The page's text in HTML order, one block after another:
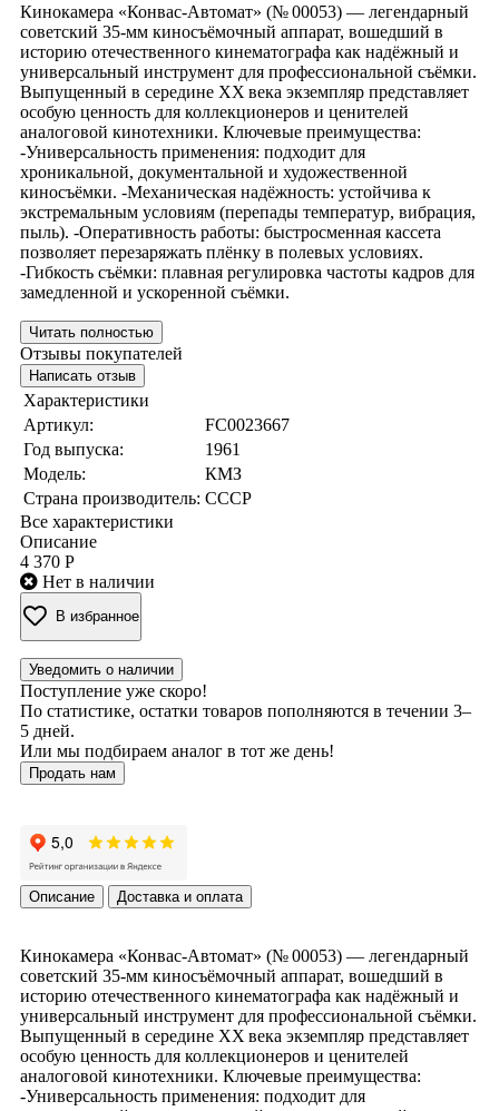
Кинокамера «Конвас‑Автомат» (№ 00053) — легендарный
советский 35‑мм киносъёмочный аппарат, вошедший в
историю отечественного кинематографа как надёжный и
универсальный инструмент для профессиональной съёмки.
Выпущенный в середине XX века экземпляр представляет
особую ценность для коллекционеров и ценителей
аналоговой кинотехники. Ключевые преимущества:
-Универсальность применения: подходит для
хроникальной, документальной и художественной
киносъёмки. -Механическая надёжность: устойчива к
экстремальным условиям (перепады температур, вибрация,
пыль). -Оперативность работы: быстросменная кассета
позволяет перезаряжать плёнку в полевых условиях.
-Гибкость съёмки: плавная регулировка частоты кадров для
замедленной и ускоренной съёмки.
Читать полностью
Отзывы покупателей
Написать отзыв
Характеристики
Артикул:
FC0023667
Год выпуска:
1961
Модель:
КМЗ
Страна производитель: СССР
Все характеристики
Описание
4 370 Р
Нет в наличии
В избранное
Уведомить о наличии
Поступление уже скоро!
По статистике, остатки товаров пополняются в течении 3–
5 дней.
Или мы подбираем аналог в тот же день!
Продать нам
Описание Доставка и оплата
Кинокамера «Конвас‑Автомат» (№ 00053) — легендарный
советский 35‑мм киносъёмочный аппарат, вошедший в
историю отечественного кинематографа как надёжный и
универсальный инструмент для профессиональной съёмки.
Выпущенный в середине XX века экземпляр представляет
особую ценность для коллекционеров и ценителей
аналоговой кинотехники. Ключевые преимущества:
-Универсальность применения: подходит для